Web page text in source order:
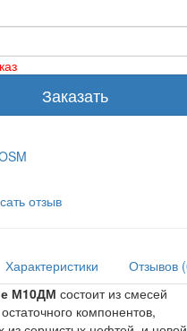
Заказать
отзыв
Характеристики
Отзывов
М10ДМ состоит из смесей
компонентов,